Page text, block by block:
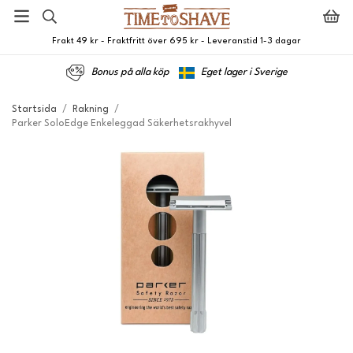
Frakt 49 kr - Fraktfritt över 695 kr - Leveranstid 1-3 dagar
Bonus på alla köp Eget lager i Sverige
Startsida / Rakning
/
Parker SoloEdge Enkeleggad Säkerhetsrakhyvel